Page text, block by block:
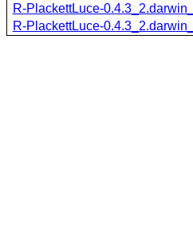
R-PlackettLuce-
R-PlackettLuce-